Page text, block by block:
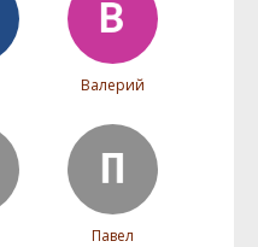
Валерий
Павел